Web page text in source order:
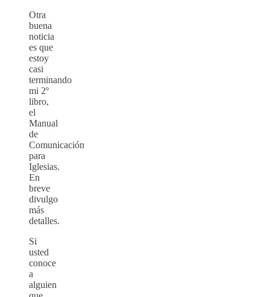
Otra
buena
noticia
es que
estoy
casi
terminando
mi 2º
libro,
el
Manual
de
Comunicación
para
Iglesias.
En
breve
divulgo
más
detalles.
Si
usted
conoce
a
alguien